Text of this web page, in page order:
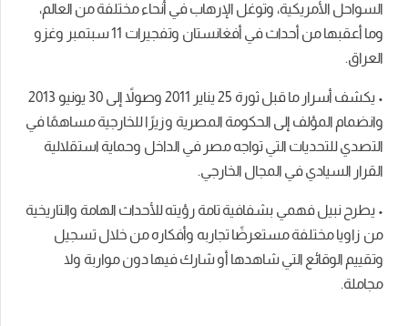
السواحل الأمريكية، وتوغل الإرهاب في أنحاء مختلفة من العالم،
وما أعقبها من أحداث في أفغانستان وتفجيرات 11 سبتمبر وغزو
العراق.
• يكشف أسرار ما قبل ثورة 25 يناير 2011 وصولاً إلى 30 يونيو 2013
وانضمام المؤلف إلى الحكومة المصرية وزيرًا للخارجية مساهمًا في
التصدي للتحديات التي تواجه مصر في الداخل وحماية استقلالية
القرار السيادي في المجال الخارجي.
• يطرح نبيل فهمي بشفافية تامة رؤيته للأحداث الهامة والتاريخية
من زاويا مختلفة مستعرضًا تجاربه وأفكاره من خلال تسجيل
وتقييم الوقائع التي شاهدها أو شارك فيها دون مواربة ولا
مجاملة.